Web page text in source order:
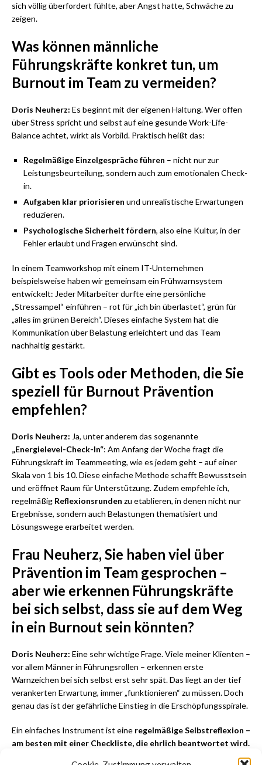
sich völlig überfordert fühlte, aber Angst hatte, Schwäche zu
zeigen.
Was können männliche
Führungskräfte konkret tun, um
Burnout im Team zu vermeiden?
Doris Neuherz: Es beginnt mit der eigenen Haltung. Wer offen
über Stress spricht und selbst auf eine gesunde Work-Life-
Balance achtet, wirkt als Vorbild. Praktisch heißt das:
Regelmäßige Einzelgespräche führen – nicht nur zur
Leistungsbeurteilung, sondern auch zum emotionalen Check-
in.
Aufgaben klar priorisieren und unrealistische Erwartungen
reduzieren.
Psychologische Sicherheit fördern, also eine Kultur, in der
Fehler erlaubt und Fragen erwünscht sind.
In einem Teamworkshop mit einem IT-Unternehmen
beispielsweise haben wir gemeinsam ein Frühwarnsystem
entwickelt: Jeder Mitarbeiter durfte eine persönliche
„Stressampel“ einführen – rot für „ich bin überlastet“, grün für
„alles im grünen Bereich“. Dieses einfache System hat die
Kommunikation über Belastung erleichtert und das Team
nachhaltig gestärkt.
Gibt es Tools oder Methoden, die Sie
speziell für Burnout Prävention
empfehlen?
Doris Neuherz: Ja, unter anderem das sogenannte
„Energielevel-Check-In“: Am Anfang der Woche fragt die
Führungskraft im Teammeeting, wie es jedem geht – auf einer
Skala von 1 bis 10. Diese einfache Methode schafft Bewusstsein
und eröffnet Raum für Unterstützung. Zudem empfehle ich,
regelmäßig Reflexionsrunden zu etablieren, in denen nicht nur
Ergebnisse, sondern auch Belastungen thematisiert und
Lösungswege erarbeitet werden.
Frau Neuherz, Sie haben viel über
Prävention im Team gesprochen –
aber wie erkennen Führungskräfte
bei sich selbst, dass sie auf dem Weg
in ein Burnout sein könnten?
Doris Neuherz: Eine sehr wichtige Frage. Viele meiner Klienten –
vor allem Männer in Führungsrollen – erkennen erste
Warnzeichen bei sich selbst erst sehr spät. Das liegt an der tief
verankerten Erwartung, immer „funktionieren“ zu müssen. Doch
genau das ist der gefährliche Einstieg in die Erschöpfungsspirale.
Ein einfaches Instrument ist eine regelmäßige Selbstreflexion –
am besten mit einer Checkliste, die ehrlich beantwortet wird.